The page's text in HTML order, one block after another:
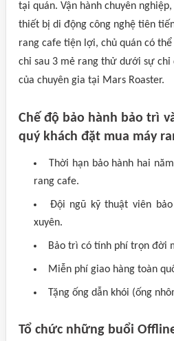
tại quán. Vận hành chuyên
thiết bị di động công nghệ tiên
rang cafe tiện lợi, chủ quán có
chỉ sau 3 mẻ rang thử dưới sự chỉ
của chuyên gia tại Mars Roaster.
Chế độ bảo hành bảo trì
quý khách đặt mua máy
Thời hạn bảo hành hai
rang cafe.
Đội ngũ kỹ thuật viên
xuyên.
Bảo trì có tính phí trọn đời
Miễn phí giao hàng toàn
Tặng ống dẫn khói (ống
Tổ chức những buổi